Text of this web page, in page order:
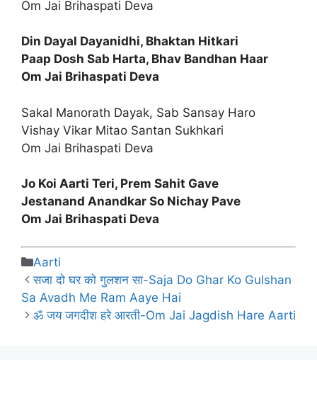
Om Jai Brihaspati Deva
Din Dayal Dayanidhi, Bhaktan Hitkari
Paap Dosh Sab Harta, Bhav Bandhan Haar
Om Jai Brihaspati Deva
Sakal Manorath Dayak, Sab Sansay Haro
Vishay Vikar Mitao Santan Sukhkari
Om Jai Brihaspati Deva
Jo Koi Aarti Teri, Prem Sahit Gave
Jestanand Anandkar So Nichay Pave
Om Jai Brihaspati Deva
Categories
Aarti
सजा दो घर को गुलशन सा-Saja Do Ghar Ko Gulshan
Sa Avadh Me Ram Aaye Hai
ॐ जय जगदीश हरे आरती-Om Jai Jagdish Hare Aarti